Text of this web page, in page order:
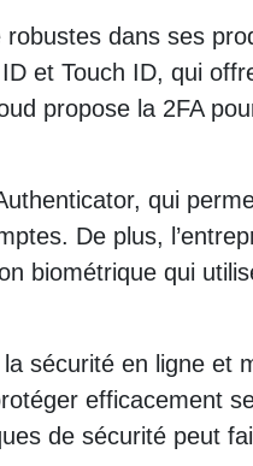
dans ses
et Touch ID, qui
propose la 2FA
qui
De plus,
biométrique qui
sécurité en ligne et
efficacement
de sécurité peut